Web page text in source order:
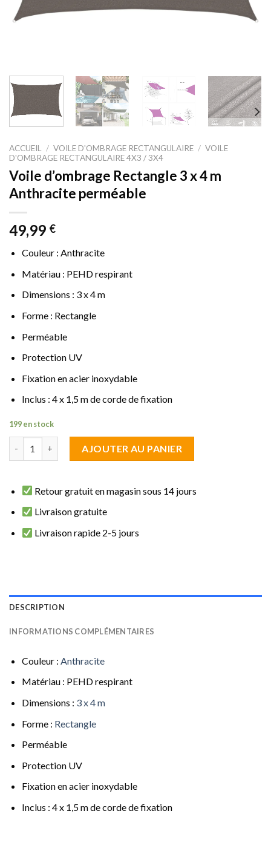
ACCUEIL / VOILE D'OMBRAGE RECTANGULAIRE / VOILE
D'OMBRAGE RECTANGULAIRE 4X3 / 3X4
Voile d’ombrage Rectangle 3 x 4 m
Anthracite perméable
49,99 €
Couleur : Anthracite
Matériau : PEHD respirant
Dimensions : 3 x 4 m
Forme : Rectangle
Perméable
Protection UV
Fixation en acier inoxydable
Inclus : 4 x 1,5 m de corde de fixation
199 en stock
AJOUTER AU PANIER
Retour gratuit en magasin sous 14 jours
Livraison gratuite
Livraison rapide 2-5 jours
DESCRIPTION
INFORMATIONS COMPLÉMENTAIRES
Couleur : Anthracite
Matériau : PEHD respirant
Dimensions : 3 x 4 m
Forme : Rectangle
Perméable
Protection UV
Fixation en acier inoxydable
Inclus : 4 x 1,5 m de corde de fixation